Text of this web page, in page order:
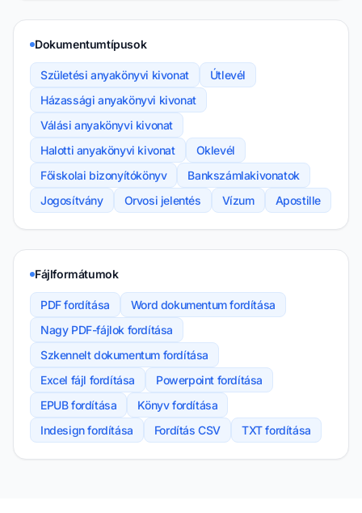
Dokumentumtípusok
Születési anyakönyvi kivonat
Útlevél
Házassági anyakönyvi kivonat
Válási anyakönyvi kivonat
Halotti anyakönyvi kivonat
Oklevél
Főiskolai bizonyítókönyv
Bankszámlakivonatok
Jogosítvány
Orvosi jelentés Vízum Apostille
Fájlformátumok
PDF fordítása
Word dokumentum fordítása
Nagy PDF-fájlok fordítása
Szkennelt dokumentum fordítása
Excel fájl fordítása
Powerpoint fordítása
EPUB fordítása
Könyv fordítása
Indesign fordítása
Fordítás CSV TXT fordítása